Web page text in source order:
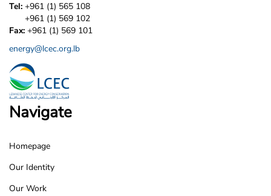
Tel: +961 (1) 565 108
+961 (1) 569 102
Fax: +961 (1) 569 101
energy@lcec.org.lb
Navigate
LCEC
Footer
Homepage
Our Identity
Our Work